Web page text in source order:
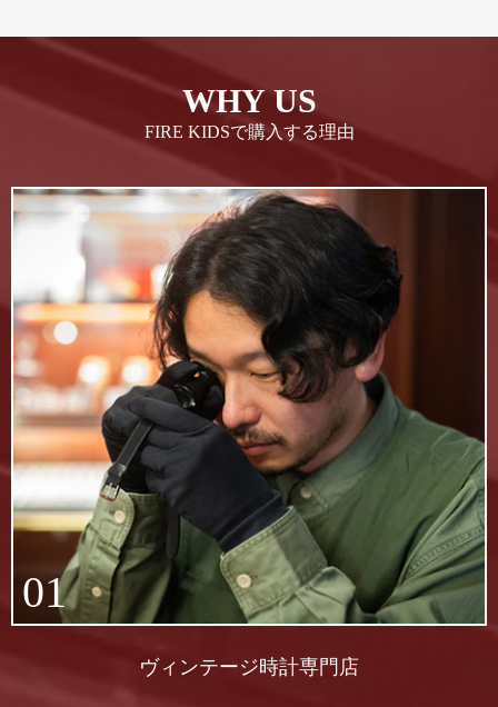
WHY US
FIRE KIDSで購入する理由
01
ヴィンテージ時計専門店